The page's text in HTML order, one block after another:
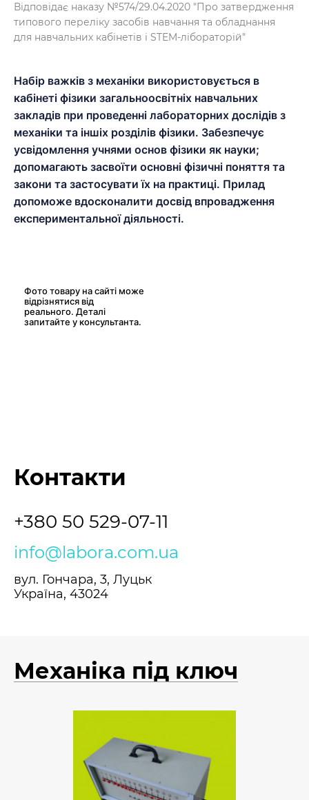
Відповідає наказу №574/29.04.2020 "Про затвердження
типового переліку засобів навчання та обладнання
для навчальних кабінетів і STEM-лібораторій"
Набір важків з механіки використовується в
кабінеті фізики загальноосвітніх навчальних
закладів при проведенні лабораторних дослідів з
механіки та іншіх розділів фізики. Забезпечує
усвідомлення учнями основ фізики як науки;
допомагають засвоїти основні фізичні поняття та
закони та застосувати їх на практиці. Прилад
допоможе вдосконалити досвід впровадження
експериментальної діяльності.
Фото товару на сайті може
відрізнятися від
реального. Деталі
запитайте у консультанта.
Контакти
+380 50 529-07-11
info@labora.com.ua
вул. Гончара, 3, Луцьк
Україна, 43024
Механіка під ключ